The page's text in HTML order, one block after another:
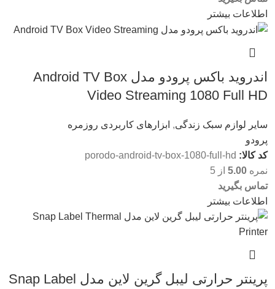
اطلاعات بیشتر
اندروید باکس پرودو مدل Android TV Box
Video Streaming 1080 Full HD
سایر لوازم سبک زندگی, ابزارهای کاربردی روزمره
پرودو
کد کالا: porodo-android-tv-box-1080-full-hd
نمره 5.00 از 5
تماس بگیرید
اطلاعات بیشتر
پرینتر حرارتی لیبل گرین لاین مدل Snap Label